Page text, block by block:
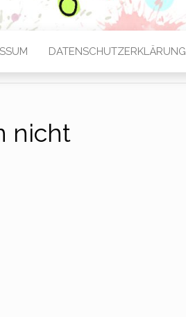
DATENSCHUTZERKLÄRUNG
nicht